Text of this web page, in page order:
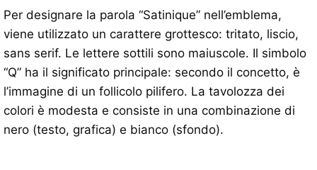
Per designare la parola “Satinique” nell’emblema,
viene utilizzato un carattere grottesco: tritato, liscio,
sans serif. Le lettere sottili sono maiuscole. Il simbolo
“Q” ha il significato principale: secondo il concetto, è
l’immagine di un follicolo pilifero. La tavolozza dei
colori è modesta e consiste in una combinazione di
nero (testo, grafica) e bianco (sfondo).